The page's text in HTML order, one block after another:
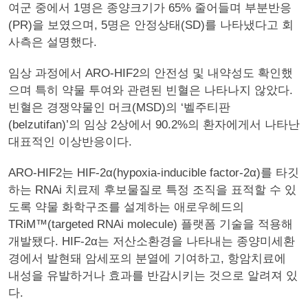
여군 중에서 1명은 종양크기가 65% 줄어들며 부분반응
(PR)을 보였으며, 5명은 안정상태(SD)를 나타냈다고 회
사측은 설명했다.
임상 과정에서 ARO-HIF2의 안전성 및 내약성도 확인했
으며 특히 약물 투여와 관련된 빈혈은 나타나지 않았다.
빈혈은 경쟁약물인 머크(MSD)의 ‘벨주티판
(belzutifan)’의 임상 2상에서 90.2%의 환자에게서 나타난
대표적인 이상반응이다.
ARO-HIF2는 HIF-2α(hypoxia-inducible factor-2α)를 타깃
하는 RNAi 치료제 후보물질로 특정 조직을 표적할 수 있
도록 약물 화학구조를 설계하는 애로우헤드의
TRiM™(targeted RNAi molecule) 플랫폼 기술을 적용해
개발됐다. HIF-2α는 저산소환경을 나타내는 종양미세환
경에서 발현돼 암세포의 분열에 기여하고, 항암치료에
내성을 유발하거나 효과를 반감시키는 것으로 알려져 있
다.